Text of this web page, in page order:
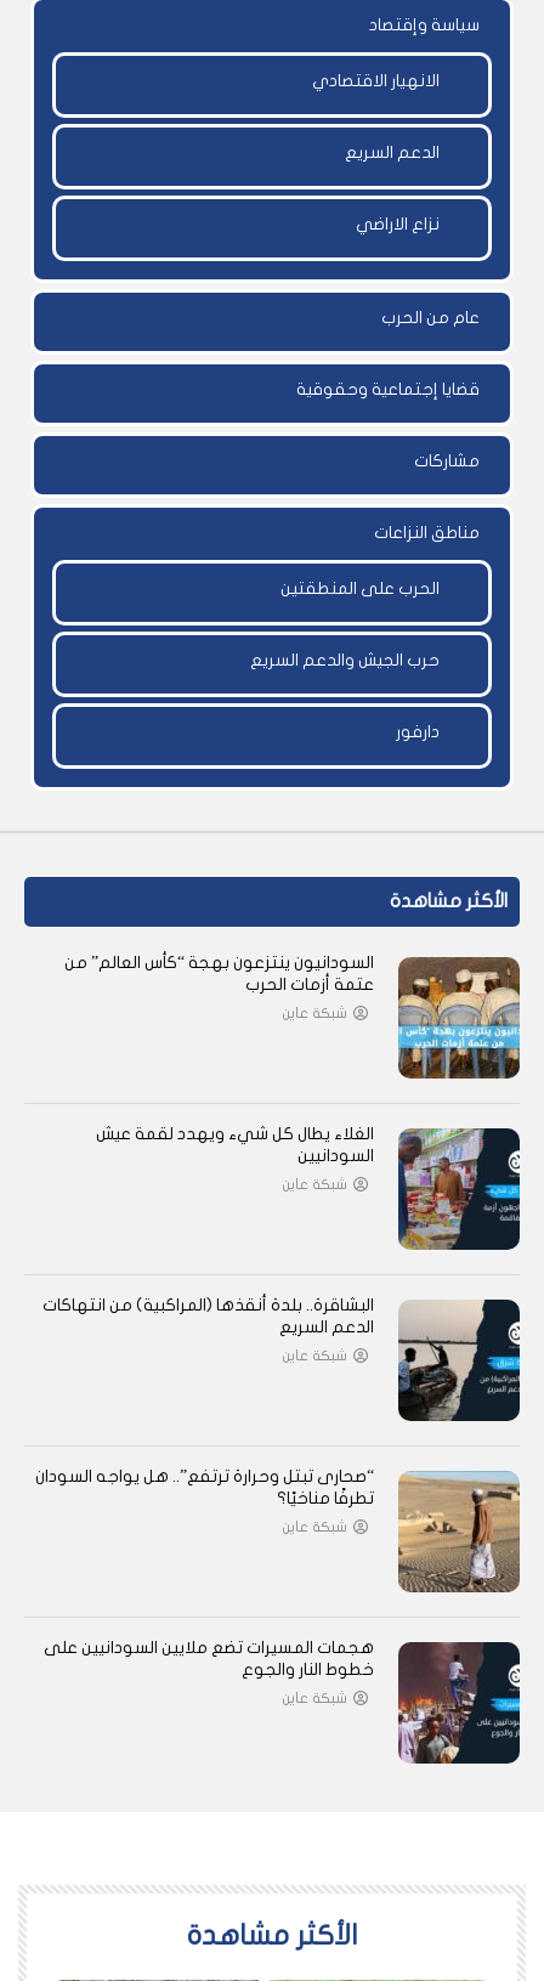
سياسة وإقتصاد
الانهيار الاقتصادي
الدعم السريع
نزاع الاراضي
عام من الحرب
قضايا إجتماعية وحقوقية
مشاركات
مناطق النزاعات
الحرب على المنطقتين
حرب الجيش والدعم السريع
دارفور
الأكثر مشاهدة
السودانيون ينتزعون بهجة “كأس العالم” من
عتمة أزمات الحرب
شبكة عاين
الغلاء يطال كل شيء ويهدد لقمة عيش
السودانيين
شبكة عاين
البشاقرة.. بلدة أنقذها (المراكبية) من انتهاكات
الدعم السريع
شبكة عاين
“صحارى تبتل وحرارة ترتفع”.. هل يواجه السودان
تطرفًا مناخيًا؟
شبكة عاين
هجمات المسيرات تضع ملايين السودانيين على
خطوط النار والجوع
شبكة عاين
اﻷكثر مشاهدة